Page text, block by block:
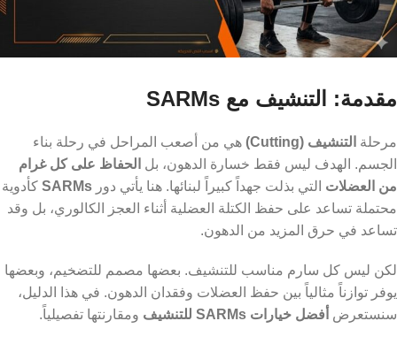
مقدمة: التنشيف مع SARMs
مرحلة التنشيف (Cutting)
هي من أصعب المراحل في رحلة بناء
الجسم. الهدف ليس فقط خسارة الدهون، بل الحفاظ على كل غرام
من العضلات التي بذلت جهداً كبيراً لبنائها. هنا يأتي دور SARMs كأدوية
محتملة تساعد على حفظ الكتلة العضلية أثناء العجز الكالوري، بل وقد
تساعد في حرق المزيد من الدهون.
لكن ليس كل سارم مناسب للتنشيف. بعضها مصمم للتضخيم، وبعضها
يوفر توازناً مثالياً بين حفظ العضلات وفقدان الدهون. في هذا الدليل،
سنستعرض أفضل خيارات SARMs للتنشيف ومقارنتها تفصيلياً.